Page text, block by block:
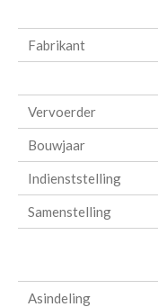
Fabrikant
Vervoerder
Bouwjaar
Indienststelling
Samenstelling
Asindeling